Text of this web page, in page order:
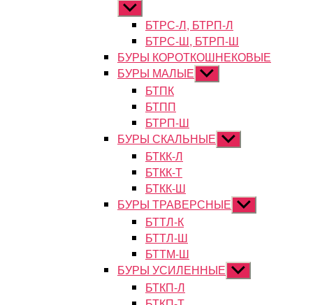
Показывать
подменюБТРС-Л, БТРП-Л
БТРС-Ш, БТРП-Ш
БУРЫ КОРОТКОШНЕКОВЫЕ
БУРЫ МАЛЫЕ Показывать
подменю
БТПК
БТПП
БТРП-Ш
БУРЫ СКАЛЬНЫЕ Показывать
подменю
БТКК-Л
БТКК-Т
БТКК-Ш
БУРЫ ТРАВЕРСНЫЕ Показывать
подменю
БТТЛ-К
БТТЛ-Ш
БТТМ-Ш
БУРЫ УСИЛЕННЫЕ Показывать
подменю
БТКП-Л